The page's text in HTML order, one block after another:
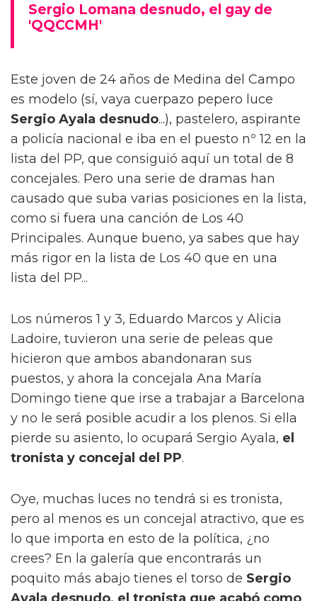
Sergio Lomana desnudo, el gay de
'QQCCMH'
Este joven de 24 años de Medina del Campo
es modelo (sí, vaya cuerpazo pepero luce
Sergio Ayala desnudo...), pastelero, aspirante
a policía nacional e iba en el puesto nº 12 en la
lista del PP, que consiguió aquí un total de 8
concejales. Pero una serie de dramas han
causado que suba varias posiciones en la lista,
como si fuera una canción de Los 40
Principales. Aunque bueno, ya sabes que hay
más rigor en la lista de Los 40 que en una
lista del PP...
Los números 1 y 3, Eduardo Marcos y Alicia
Ladoire, tuvieron una serie de peleas que
hicieron que ambos abandonaran sus
puestos, y ahora la concejala Ana María
Domingo tiene que irse a trabajar a Barcelona
y no le será posible acudir a los plenos. Si ella
pierde su asiento, lo ocupará Sergio Ayala, el
tronista y concejal del PP.
Oye, muchas luces no tendrá si es tronista,
pero al menos es un concejal atractivo, que es
lo que importa en esto de la política, ¿no
crees? En la galería que encontrarás un
poquito más abajo tienes el torso de Sergio